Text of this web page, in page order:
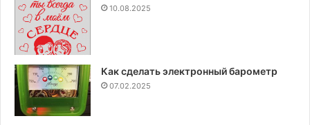
10.08.2025
Как сделать электронный барометр
07.02.2025